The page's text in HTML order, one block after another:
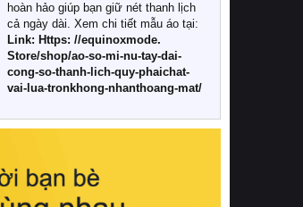
Khác với các dòng sản phẩm thông
thường, những bộ chăn ga gối đệm
cao cấp trải qua quy trình sản xuất
nghiêm ngặt từ khâu chọn lọc nguyên
liệu tự nhiên đến công nghệ dệt
nhuộm hiện đại không chứa hóa chất
này, bạn sẽ cảm nhận rõ rệt sự khác
hồi chuẩn xác của phần đệm nâng đỡ
cột sống.
hoàn hảo giúp bạn giữ nét thanh lịch
cả ngày dài. Xem chi tiết mẫu áo tại:
Link: Https: //equinoxmode.
Store/shop/ao-so-mi-nu-tay-dai-
cong-so-thanh-lich-quy-phaichat-
vai-lua-tronkhong-nhanthoang-mat/